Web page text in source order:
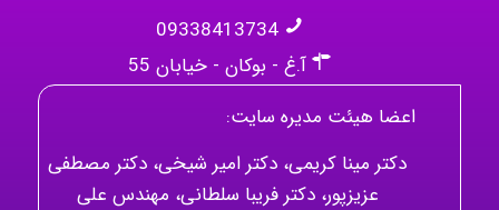
09338413734
آ.غ - بوکان - خیابان 55
اعضا هیئت مدیره سایت:
دکتر مینا کریمی، دکتر امیر شیخی، دکتر مصطفی
عزیزپور، دکتر فریبا سلطانی، مهندس علی